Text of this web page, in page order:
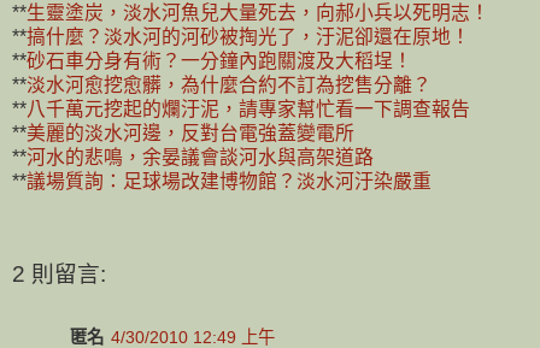
**生靈塗炭，淡水河魚兒大量死去，向郝小兵以死明志！
**搞什麼？淡水河的河砂被掏光了，汙泥卻還在原地！
**砂石車分身有術？一分鐘內跑關渡及大稻埕！
**淡水河愈挖愈髒，為什麼合約不訂為挖售分離？
**八千萬元挖起的爛汙泥，請專家幫忙看一下調查報告
**美麗的淡水河邊，反對台電強蓋變電所
**河水的悲鳴，余晏議會談河水與高架道路
**議場質詢：足球場改建博物館？淡水河汙染嚴重
2 則留言:
匿名 4/30/2010 12:49 上午